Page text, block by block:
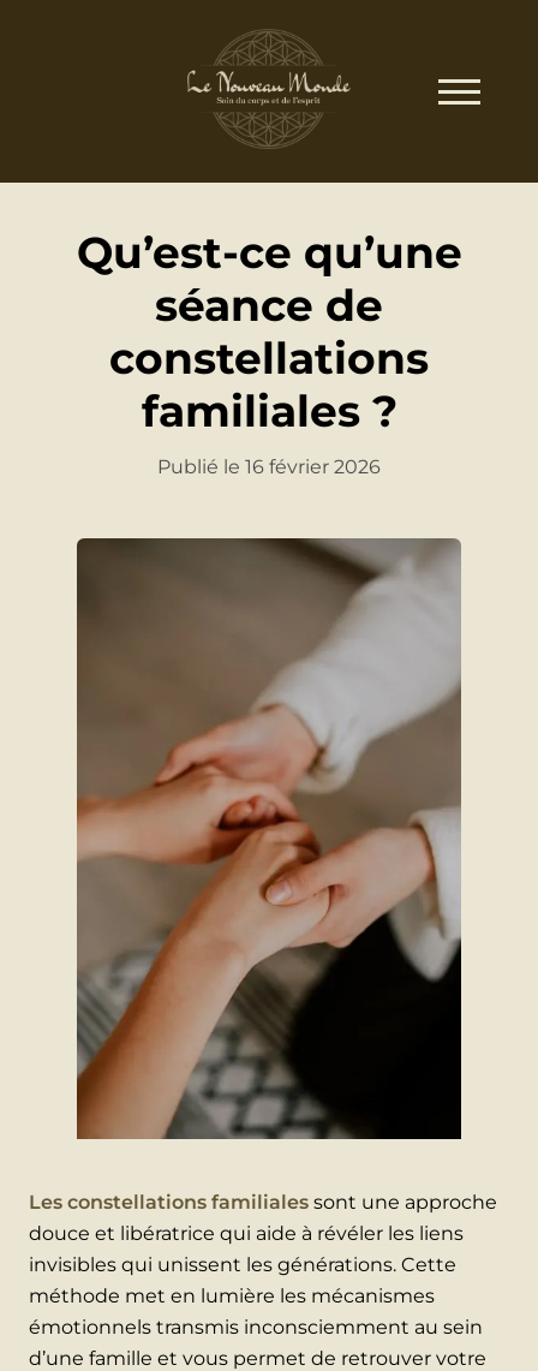
Qu’est-ce qu’une
séance de
constellations
familiales ?
Publié le 16 février 2026
Les constellations familiales sont une approche
douce et libératrice qui aide à révéler les liens
invisibles qui unissent les générations. Cette
méthode met en lumière les mécanismes
émotionnels transmis inconsciemment au sein
d’une famille et vous permet de retrouver votre